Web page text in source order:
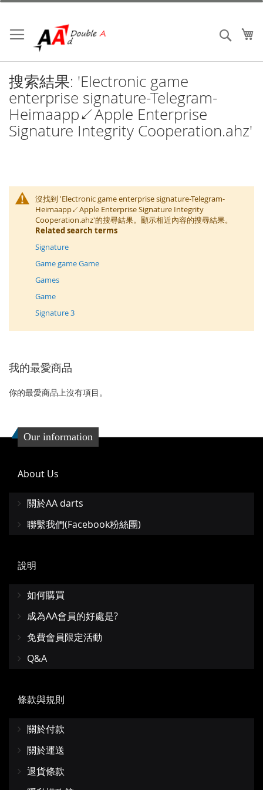
跳
內
容
搜索
搜索結果: 'Electronic game
enterprise signature-Telegram-
Heimaapp↙️Apple Enterprise
Signature Integrity Cooperation.ahz'
沒找到 'Electronic game enterprise signature-Telegram-
Heimaapp↙️Apple Enterprise Signature Integrity
Cooperation.ahz'的搜尋結果。顯示相近內容的搜尋結果。
Related search terms
Signature
Game game Game
Games
Game
Signature 3
我的最愛商品
你的最愛商品上沒有項目。
Our information
About Us
關於AA darts
聯繫我們(Facebook粉絲團)
說明
如何購買
成為AA會員的好處是?
免費會員限定活動
Q&A
條款與規則
關於付款
關於運送
退貨條款